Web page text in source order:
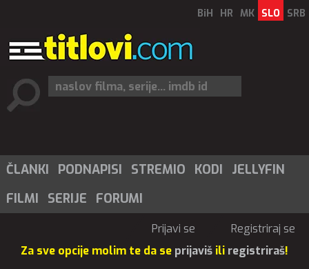
BiH HR MK SLO SRB
ČLANKI PODNAPISI STREMIO KODI
JELLYFIN
FILMI
SERIJE FORUMI
Prijavi se
Registriraj se
Za sve opcije molim te da se prijaviš ili registriraš!